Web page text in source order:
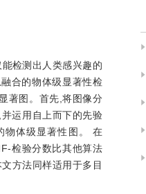
检测出人类感兴趣的
合的物体级显著性检
著图。首先,将图像分
运用自上而下的先验
物体级显著性图。 在
检验分数比其他算法
方法同样适用于多目